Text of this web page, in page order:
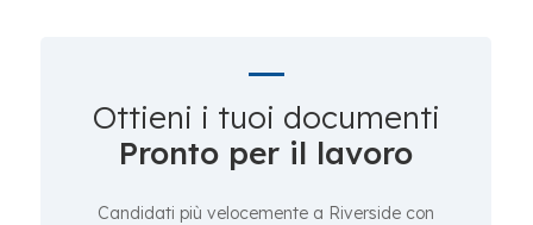
Ottieni i tuoi documenti
Pronto per il lavoro
Candidati più velocemente a Riverside con